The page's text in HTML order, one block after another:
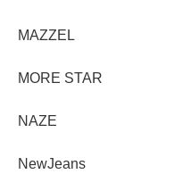
MAZZEL
MORE STAR
NAZE
NewJeans